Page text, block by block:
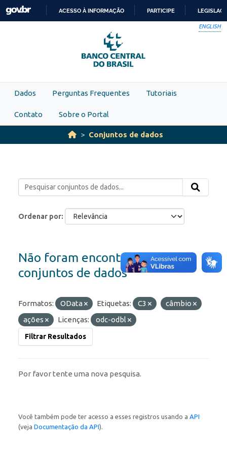
Skip to main content
PARA
O
CONTEÚDO
ACESSO À INFORMAÇÃO PARTICIPE
ENGLISH
Dados Perguntas Frequentes Tutoriais
Contato Sobre o Portal
Conjuntos de dados
Ordenar por
Não foram encontrados
conjuntos de dados
Formatos: OData Etiquetas: C3
câmbio
ações
Licenças: odc-odbl
Filtrar Resultados
Por favor tente uma nova pesquisa.
Você também pode ter acesso a esses registros usando a API
(veja Documentação da API).